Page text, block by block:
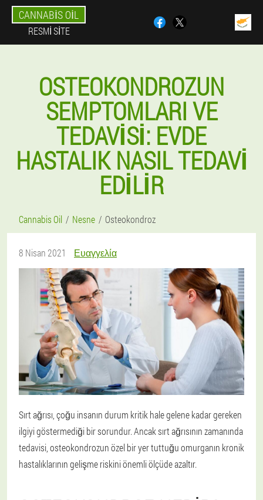
CANNABIS OIL
RESMI SITE
OSTEOKONDROZUN
SEMPTOMLARI VE
TEDAVISI: EVDE
HASTALIK NASIL TEDAVI
EDILIR
Cannabis Oil Nesne Osteokondroz
8 Nisan 2021 Ευαγγελία
Sırt ağrısı, çoğu insanın durum kritik hale gelene kadar gereken
ilgiyi göstermediği bir sorundur. Ancak sırt ağrısının zamanında
tedavisi, osteokondrozun özel bir yer tuttuğu omurganın kronik
hastalıklarının gelişme riskini önemli ölçüde azaltır.